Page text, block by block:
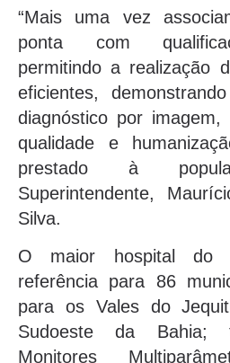
“Mais uma vez
ponta com
permitindo a realização
eficientes,
diagnóstico por imagem,
qualidade e
prestado à
Superintendente,
Silva.
O maior hospital do
referência para 86
para os Vales do
Sudoeste da Bahia;
Monitores